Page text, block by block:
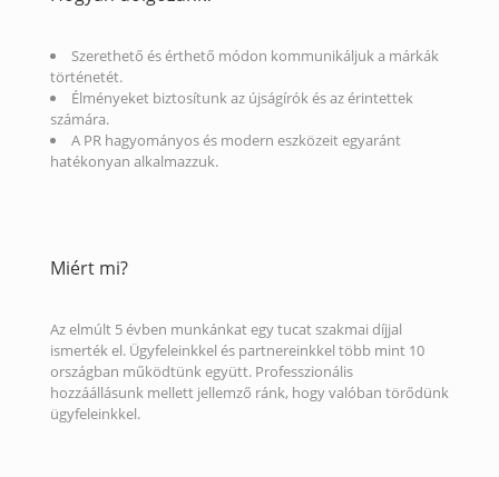
Szerethető és érthető módon kommunikáljuk a márkák
történetét.
Élményeket biztosítunk az újságírók és az érintettek
számára.
A PR hagyományos és modern eszközeit egyaránt
hatékonyan alkalmazzuk.
Miért mi?
Az elmúlt 5 évben munkánkat egy tucat szakmai díjjal
ismerték el. Ügyfeleinkkel és partnereinkkel több mint 10
országban működtünk együtt. Professzionális
hozzáállásunk mellett jellemző ránk, hogy valóban törődünk
ügyfeleinkkel.